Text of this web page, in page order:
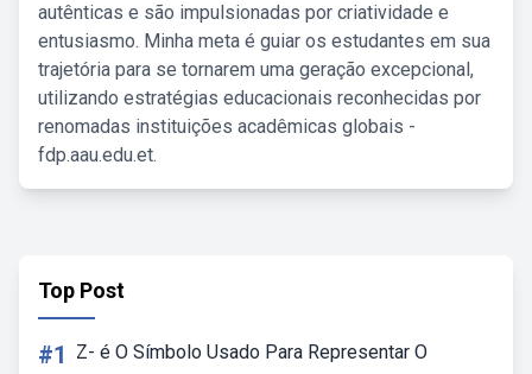
autênticas e são impulsionadas por criatividade e
entusiasmo. Minha meta é guiar os estudantes em sua
trajetória para se tornarem uma geração excepcional,
utilizando estratégias educacionais reconhecidas por
renomadas instituições acadêmicas globais -
fdp.aau.edu.et.
Top Post
#1 Z- é O Símbolo Usado Para Representar O